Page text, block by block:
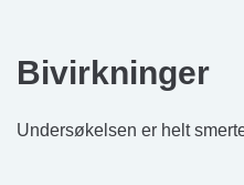
Bivirkninger
Undersøkelsen er helt